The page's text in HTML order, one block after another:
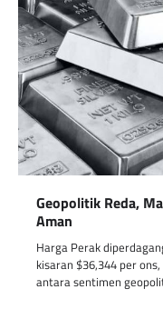
Geopolitik Reda,
Aman
Harga Perak
kisaran $36,344 per
antara sentimen